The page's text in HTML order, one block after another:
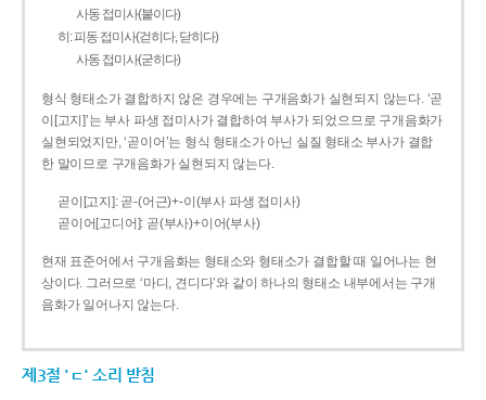
사동 접미사(붙이다)
히: 피동 접미사(걷히다, 닫히다)
사동 접미사(굳히다)
형식 형태소가 결합하지 않은 경우에는 구개음화가 실현되지 않는다. ‘곧
이[고지]’는 부사 파생 접미사가 결합하여 부사가 되었으므로 구개음화가
실현되었지만, ‘곧이어’는 형식 형태소가 아닌 실질 형태소 부사가 결합
한 말이므로 구개음화가 실현되지 않는다.
곧이[고지]: 곧-­(어근)+­-이(부사 파생 접미사)
곧이어[고디어]: 곧(부사)+이어(부사)
현재 표준어에서 구개음화는 형태소와 형태소가 결합할 때 일어나는 현
상이다. 그러므로 ‘마디, 견디다’와 같이 하나의 형태소 내부에서는 구개
음화가 일어나지 않는다.
제3절 'ㄷ' 소리 받침